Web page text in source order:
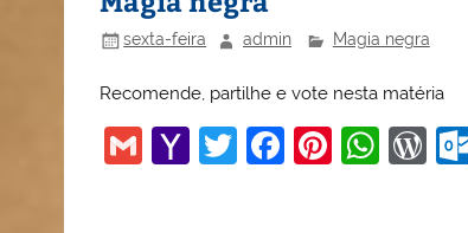
sexta-feira admin Magia negra
Recomende, partilhe e vote nesta matéria
G
Y
T
F
Pi W W